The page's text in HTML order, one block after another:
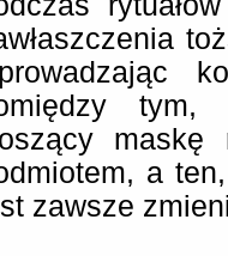
tym,
maskę
a
zawsze